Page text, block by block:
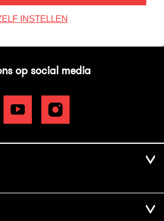
INSTELLEN
op social media